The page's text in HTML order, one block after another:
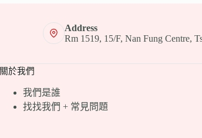
Address
Rm 1519, 15/F, Nan Fung Centre,
關於我們
我們是誰
找找我們 + 常見問題